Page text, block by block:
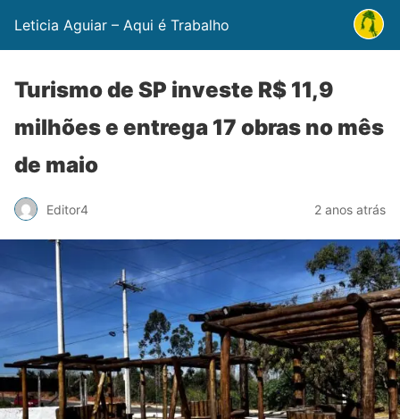
Leticia Aguiar – Aqui é Trabalho
Turismo de SP investe R$ 11,9
milhões e entrega 17 obras no mês
de maio
Editor4 2 anos atrás